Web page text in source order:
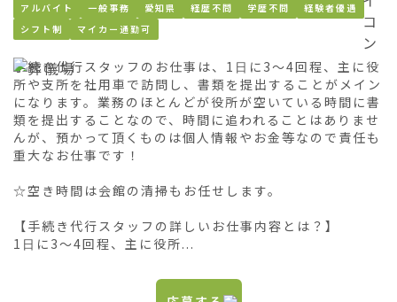
アルバイト 一般事務 愛知県 経歴不問 学歴不問
経験者優遇
シフト制
マイカー通勤可
手続き代行スタッフのお仕事は、1日に3〜4回程、主に役
所や支所を社用車で訪問し、書類を提出することがメイン
になります。業務のほとんどが役所が空いている時間に書
類を提出することなので、時間に追われることはありませ
んが、預かって頂くものは個人情報やお金等なので責任も
重大なお仕事です！
☆空き時間は会館の清掃もお任せします。
【手続き代行スタッフの詳しいお仕事内容とは？】
1日に3〜4回程、主に役所...